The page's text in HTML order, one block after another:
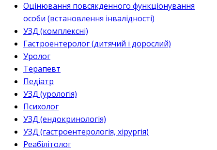
Оцінювання повсякденного функціонування
особи (встановлення інвалідності)
УЗД (комплексні)
Гастроентеролог (дитячий і дорослий)
Уролог
Терапевт
Педіатр
УЗД (урологія)
Психолог
УЗД (ендокринологія)
УЗД (гастроентерологія, хірургія)
Реабілітолог